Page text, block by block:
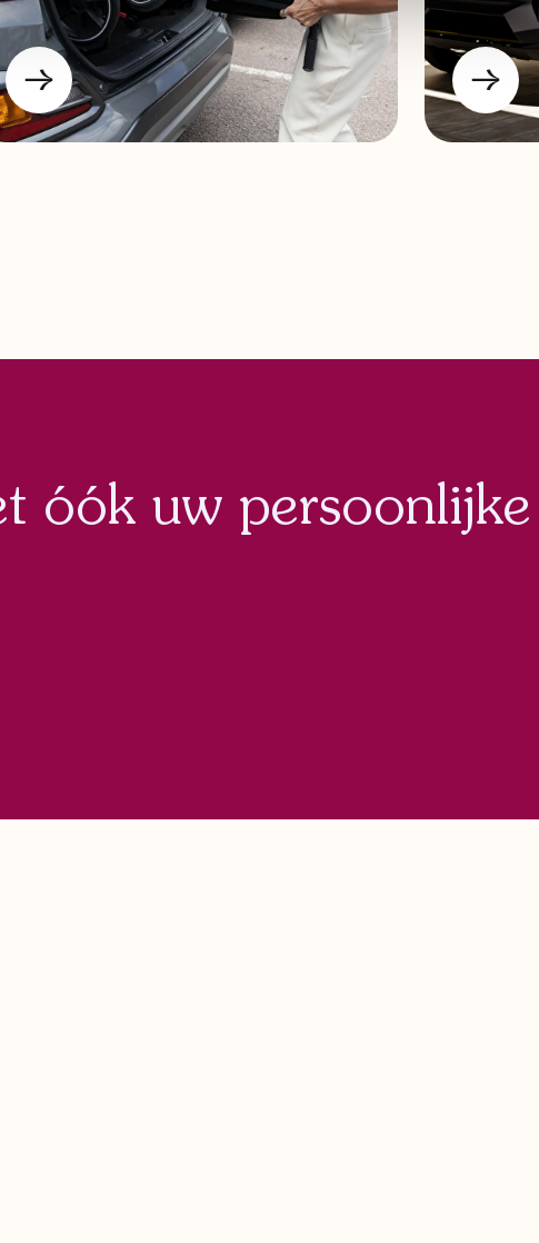
óók uw